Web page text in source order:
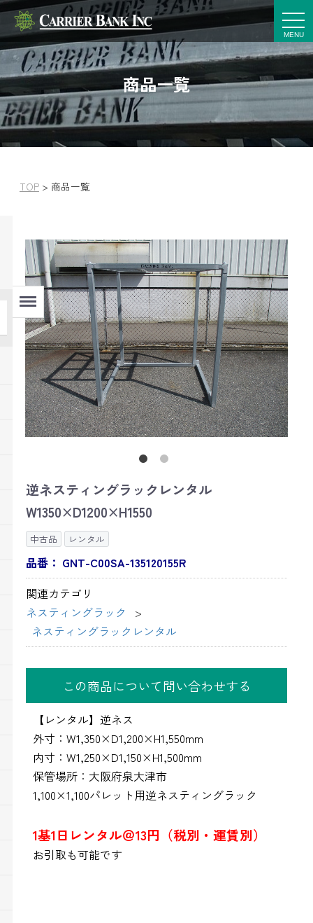
t
o
g
g
l
n
v
g
t
商品一覧
TOP > 商品一覧
Menu
逆ネスティングラックレンタル
W1350×D1200×H1550
中古品 レンタル
品番： GNT-C00SA-135120155R
関連カテゴリ
ネスティングラック
ネスティングラックレンタル
この商品について問い合わせする
【レンタル】逆ネス
外寸：W1,350×D1,200×H1,550mm
内寸：W1,250×D1,150×H1,500mm
保管場所：大阪府泉大津市
1,100×1,100パレット用逆ネスティングラック
1基1日レンタル＠13円（税別・運賃別）
お引取も可能です